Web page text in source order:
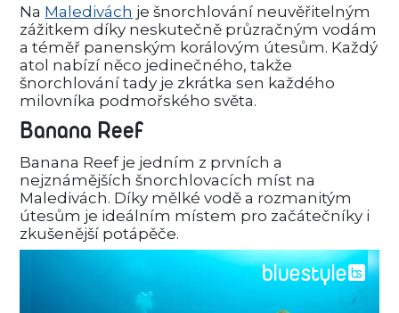
Na Maledivách je šnorchlování neuvěřitelným
zážitkem díky neskutečně průzračným vodám
a téměř panenským korálovým útesům. Každý
atol nabízí něco jedinečného, takže
šnorchlování tady je zkrátka sen každého
milovníka podmořského světa.
Banana Reef
Banana Reef je jedním z prvních a
nejznámějších šnorchlovacích míst na
Maledivách. Díky mělké vodě a rozmanitým
útesům je ideálním místem pro začátečníky i
zkušenější potápěče.